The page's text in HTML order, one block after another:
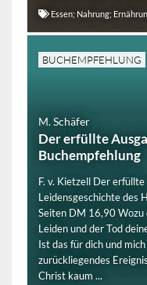
Essen; Nahrung;
BUCHEMPFEHLUNG
M. Schäfer
Der erfüllte
Buchempfehlung
F. v. Kietzell Der
Leidensgeschichte des
Seiten DM 16,90 Wozu
Leiden und der Tod
Ist das für dich und
zurückliegendes
Christ kaum ...